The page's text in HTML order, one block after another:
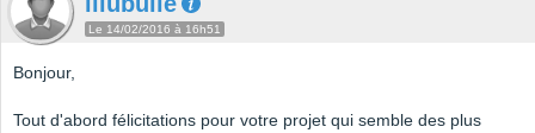
Le 14/02/2016 à 16h51
Bonjour,
Tout d'abord félicitations pour votre projet qui semble des plus